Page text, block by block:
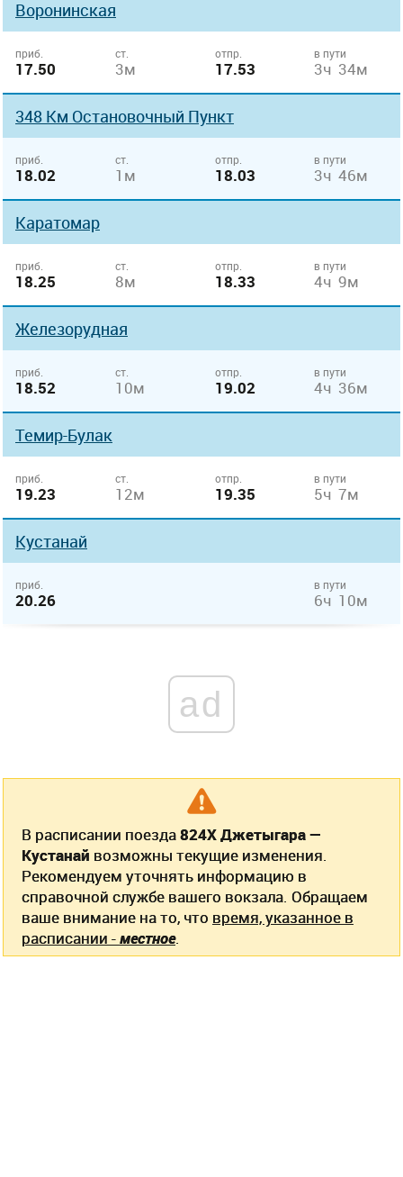
Воронинская
приб.
17.50
ст.
3м
отпр.
17.53
в пути
3ч 34м
348 Км Остановочный Пункт
приб.
18.02
ст.
1м
отпр.
18.03
в пути
3ч 46м
Каратомар
приб.
18.25
ст.
8м
отпр.
18.33
в пути
4ч 9м
Железорудная
приб.
18.52
ст.
10м
отпр.
19.02
в пути
4ч 36м
Темир-Булак
приб.
19.23
ст.
12м
отпр.
19.35
в пути
5ч 7м
Кустанай
приб.
20.26
в пути
6ч 10м
ad
В расписании поезда824Х Джетыгара —
Кустанай возможны текущие изменения.
Рекомендуем уточнять информацию в
справочной службе вашего вокзала. Обращаем
ваше внимание на то, что время, указанное в
расписании -местное.